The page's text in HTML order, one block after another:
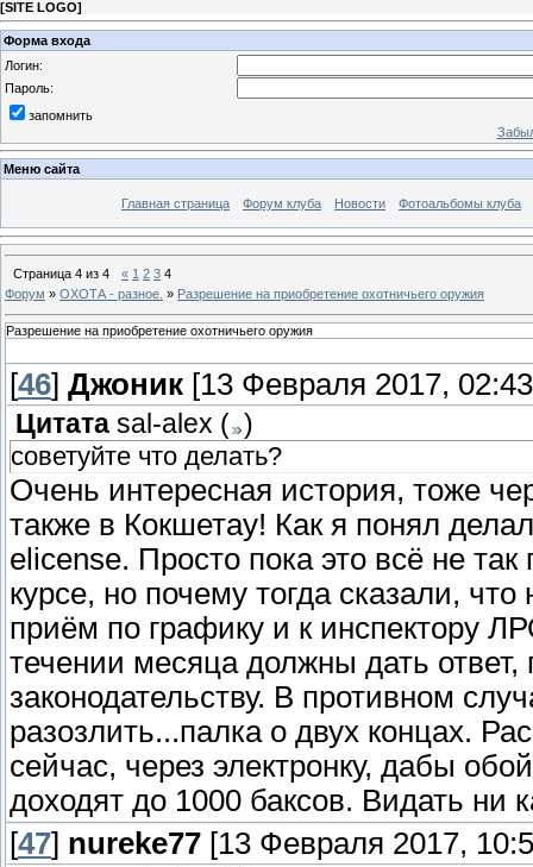
[SITE LOGO]
Форма входа
Логин:
Пароль:
запомнить
Меню сайта
Главная страница Форум клуба Новости Фотоальбомы клуба
Страница 4 из 4 « 1 2 3 4
Форум » ОХОТА - разное. » Разрешение на приобретение охотничьего оружия
Разрешение на приобретение охотничьего оружия
[46] Джоник [13 Февраля 2017,
Цитата sal-alex ( )
советуйте что делать?
Очень интересная история, тоже
также в Кокшетау! Как я понял
elicense. Просто пока это всё не
курсе, но почему тогда сказали,
приём по графику и к инспектору
течении месяца должны дать
законодательству. В противном
разозлить...палка о двух концах.
сейчас, через электронку, дабы
доходят до 1000 баксов. Видать ни
[47] nureke77 [13 Февраля 2017,